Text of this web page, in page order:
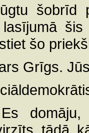
šobrīd
šis
šo
Grīgs.